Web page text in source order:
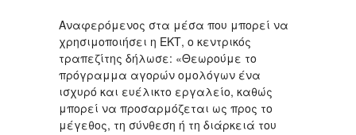
Αναφερόμενος στα μέσα που μπορεί να
χρησιμοποιήσει η ΕΚΤ, ο κεντρικός
τραπεζίτης δήλωσε: «Θεωρούμε το
πρόγραμμα αγορών ομολόγων ένα
ισχυρό και ευέλικτο εργαλείο, καθώς
μπορεί να προσαρμόζεται ως προς το
μέγεθος, τη σύνθεση ή τη διάρκειά του